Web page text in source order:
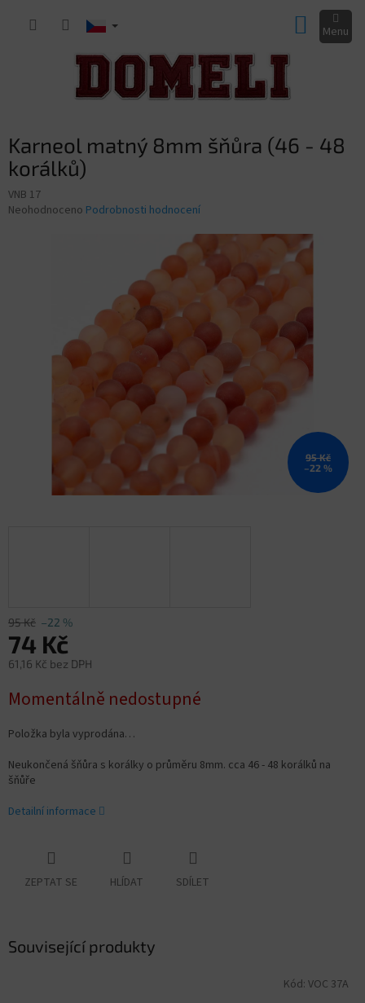
KOŠÍK
Karneol matný 8mm šňůra (46 - 48
korálků)
VNB 17
Průměrné
Neohodnoceno Podrobnosti hodnocení
95 Kč
–22 %
95 Kč –22 %
74 Kč
61,16 Kč bez DPH
cena:
Momentálně nedostupné
Položka byla vyprodána…
Neukončená šňůra s korálky o průměru 8mm. cca 46 - 48 korálků na
šňůře
Detailní informace
ZEPTAT SE HLÍDAT SDÍLET
Související produkty
Kód: VOC 37A